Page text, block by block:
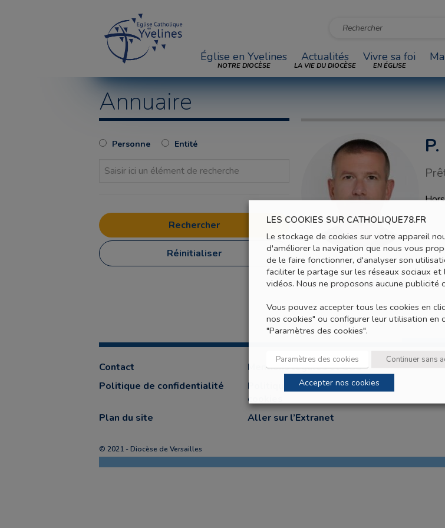
Église en Yvelines
NOTRE DIOCÈSE
Actualités
LA VIE DU DIOCÈSE
Vivre sa foi
EN ÉGLISE
Annuaire
Personne Entité
Réinitialiser
Ses nominations
Contact
Mentions légales et CGU
Politique de confidentialité
Politique de gestion des
cookies
Plan du site
Aller sur l’Extranet
© 2021 - Diocèse de Versailles
LES COOKIES SUR CATHOLIQUE78.FR
Le stockage de cookies sur votre appareil
d'améliorer la navigation que nous vous
de le faire fonctionner, d'analyser son
faciliter le partage sur les réseaux sociaux et
vidéos. Nous ne proposons aucune publicité
Vous pouvez accepter tous les cookies en
nos cookies" ou configurer leur utilisation en
"Paramètres des cookies".
Paramètres des cookies Continuer sans
Accepter nos cookies